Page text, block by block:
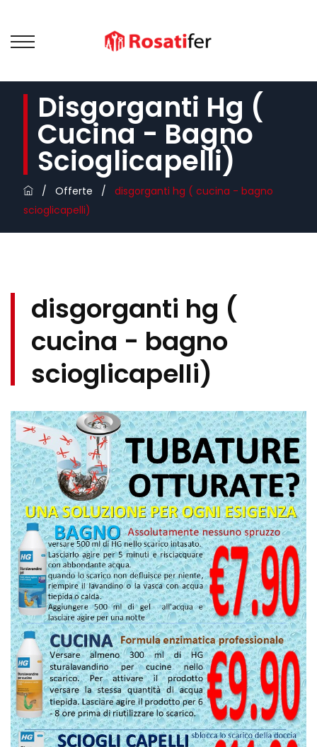
Disgorganti Hg (
Cucina - Bagno
Scioglicapelli)
/ Offerte /
disgorganti hg ( cucina - bagno
scioglicapelli)
disgorganti hg (
cucina - bagno
scioglicapelli)